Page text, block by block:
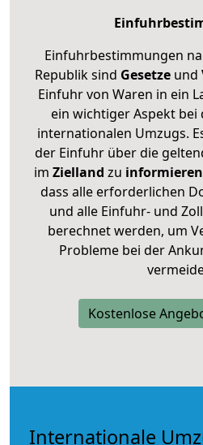
Einfuhrbestimmungen
Republik sind Gesetzeund
Einfuhr von Waren in ein
ein wichtiger Aspekt bei
internationalen Umzugs.
der Einfuhr über die
im Zielland zu informieren
dass alle erforderlichen
und alle Einfuhr- und
berechnet werden, um
Probleme bei der
Kostenlose
Internationale